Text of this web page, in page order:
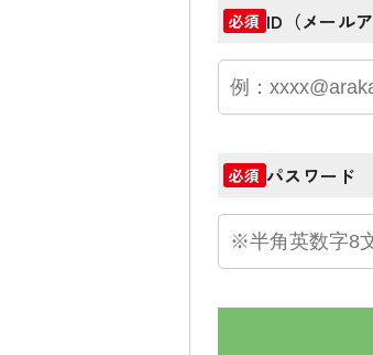
必須 ID（メール
必須 パスワード